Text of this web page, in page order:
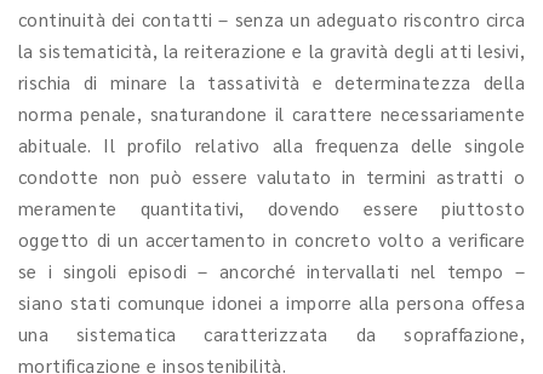
continuità dei contatti – senza un adeguato riscontro circa
la sistematicità, la reiterazione e la gravità degli atti lesivi,
rischia di minare la tassatività e determinatezza della
norma penale, snaturandone il carattere necessariamente
abituale. Il profilo relativo alla frequenza delle singole
condotte non può essere valutato in termini astratti o
meramente quantitativi, dovendo essere piuttosto
oggetto di un accertamento in concreto volto a verificare
se i singoli episodi – ancorché intervallati nel tempo –
siano stati comunque idonei a imporre alla persona offesa
una sistematica caratterizzata da sopraffazione,
mortificazione e insostenibilità.